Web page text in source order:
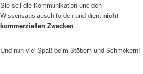
Sie soll die Kommunikation und den
Wissensaustausch förden und dient nicht
kommerziellen Zwecken.
Und nun viel Spaß beim Stöbern und Schmökern!